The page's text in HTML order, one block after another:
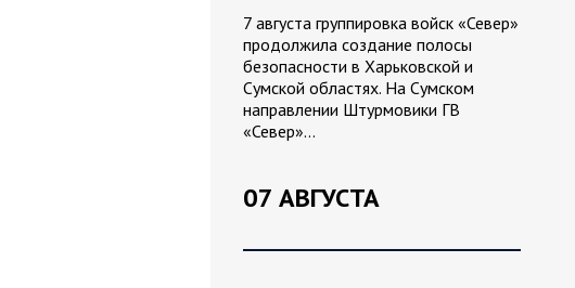
7 августа группировка войск «Север»
продолжила создание полосы
безопасности в Харьковской и
Сумской областях. На Сумском
направлении Штурмовики ГВ
«Север»…
07 АВГУСТА